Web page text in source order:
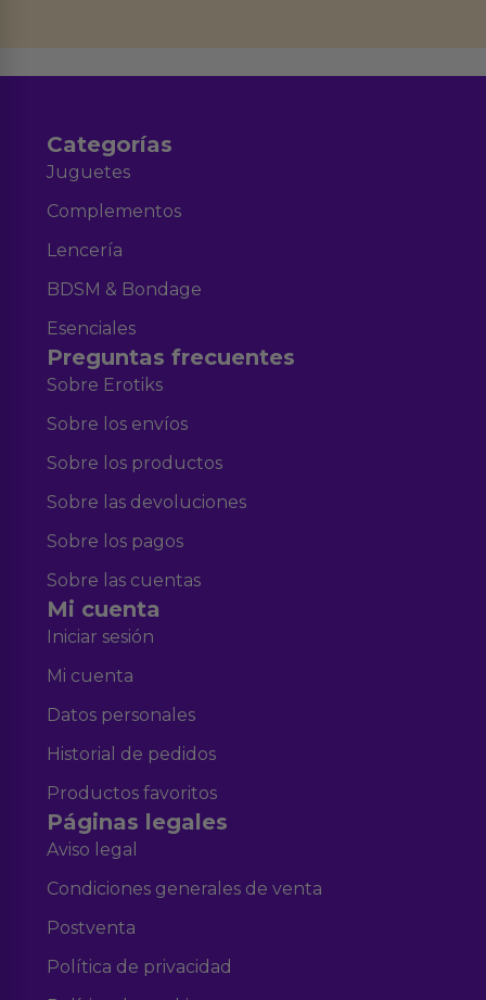
Categorías
Juguetes
Complementos
Lencería
BDSM & Bondage
Esenciales
Preguntas frecuentes
Sobre Erotiks
Sobre los envíos
Sobre los productos
Sobre las devoluciones
Sobre los pagos
Sobre las cuentas
Mi cuenta
Iniciar sesión
Mi cuenta
Datos personales
Historial de pedidos
Productos favoritos
Páginas legales
Aviso legal
Condiciones generales de venta
Postventa
Política de privacidad